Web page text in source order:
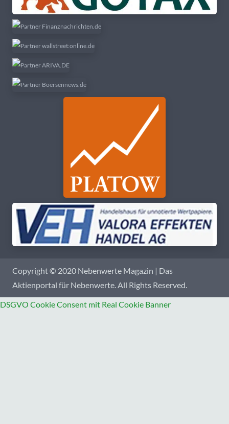
Copyright © 2020 Nebenwerte Magazin | Das
Aktienportal für Nebenwerte. All Rights Reserved.
DSGVO Cookie Consent mit Real Cookie Banner